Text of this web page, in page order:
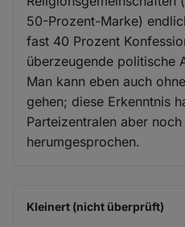
50-Prozent-Marke)
fast 40 Prozent
überzeugende politische
Man kann eben auch
gehen; diese Erkenntnis
Parteizentralen aber
herumgesprochen.
Kleinert (nicht überprüft)